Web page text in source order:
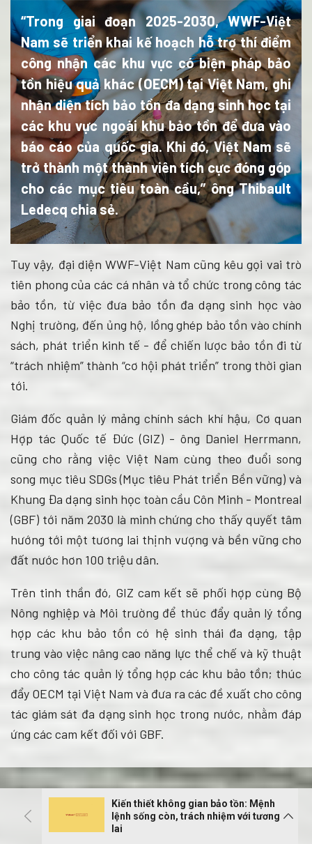
“Trong giai đoạn 2025-2030, WWF-Việt
Nam sẽ triển khai kế hoạch hỗ trợ thí điểm
công nhận các khu vực có biện pháp bảo
tồn hiệu quả khác (OECM) tại Việt Nam, ghi
nhận diện tích bảo tồn đa dạng sinh học tại
các khu vực ngoài khu bảo tồn để đưa vào
báo cáo của quốc gia. Khi đó, Việt Nam sẽ
trở thành một thành viên tích cực đóng góp
cho các mục tiêu toàn cầu,” ông Thibault
Ledecq chia sẻ.
Tuy vậy, đại diện WWF-Việt Nam cũng kêu gọi vai trò
tiên phong của các cá nhân và tổ chức trong công tác
bảo tồn, từ việc đưa bảo tồn đa dạng sinh học vào
Nghị trường, đến ủng hộ, lồng ghép bảo tồn vào chính
sách, phát triển kinh tế - để chiến lược bảo tồn đi từ
“trách nhiệm” thành “cơ hội phát triển” trong thời gian
tới.
Giám đốc quản lý mảng chính sách khí hậu, Cơ quan
Hợp tác Quốc tế Đức (GIZ) - ông Daniel Herrmann,
cũng cho rằng việc Việt Nam cùng theo đuổi song
song mục tiêu SDGs (Mục tiêu Phát triển Bền vững) và
Khung Đa dạng sinh học toàn cầu Côn Minh - Montreal
(GBF) tới năm 2030 là minh chứng cho thấy quyết tâm
hướng tới một tương lai thịnh vượng và bền vững cho
đất nước hơn 100 triệu dân.
Trên tinh thần đó, GIZ cam kết sẽ phối hợp cùng Bộ
Nông nghiệp và Môi trường để thúc đẩy quản lý tổng
hợp các khu bảo tồn có hệ sinh thái đa dạng, tập
trung vào việc nâng cao năng lực thể chế và kỹ thuật
cho công tác quản lý tổng hợp các khu bảo tồn; thúc
đẩy OECM tại Việt Nam và đưa ra các đề xuất cho công
tác giám sát đa dạng sinh học trong nước, nhằm đáp
ứng các cam kết đối với GBF.
Kiến thiết không gian bảo tồn: Mệnh
lệnh sống còn, trách nhiệm với tương
lai